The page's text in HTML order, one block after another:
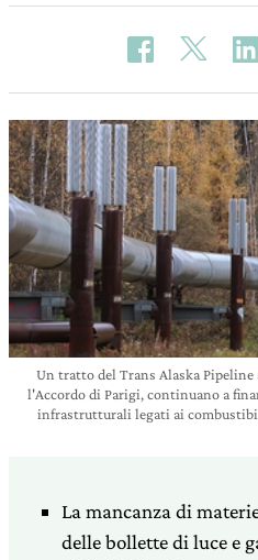
Un tratto del Trans Alaska
l'Accordo di Parigi, continuano a
infrastrutturali legati ai
La mancanza di
delle bollette di luce e